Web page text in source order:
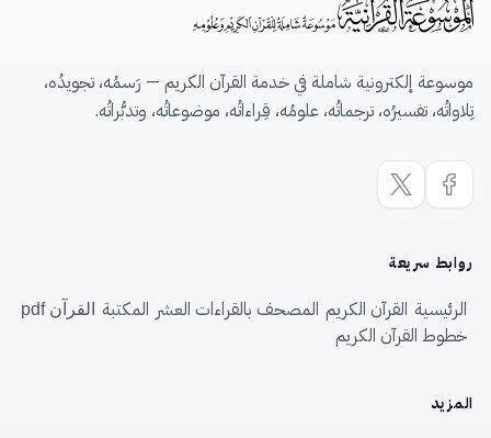
موسوعة إلكترونية شاملة في خدمة القرآن الكريم — رَسمُه، تجويدُه،
تِلاواتُه، تفسيرُه، ترجماتُه، علومُه، قِراءاتُه، موضوعاتُه، وتدبُّراتُه.
روابط سريعة
الرئيسية القرآن الكريم المصحف بالقراءات العشر المكتبة القرآن pdf
خطوط القرآن الكريم
المزيد